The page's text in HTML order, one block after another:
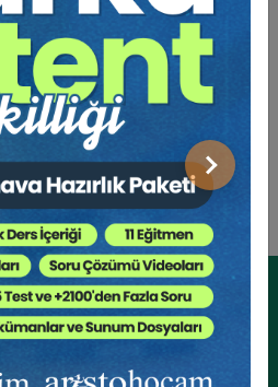
Sonraki
- 1 - III. İş
Oturum
Sepete Ekle
Üyelikler İçin